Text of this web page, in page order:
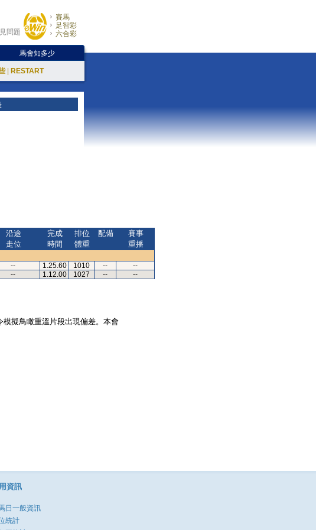
問題
賽馬
足智彩
六合彩
馬會知多少
RESTART
沿途
走位
完成
時間
排位
體重
配備
賽事
重播
-- 1.25.60 1010 --
--
-- 1.12.00 1027 -- --
擬鳥瞰重溫片段出現偏差。本會
資訊
日一般資訊
統計